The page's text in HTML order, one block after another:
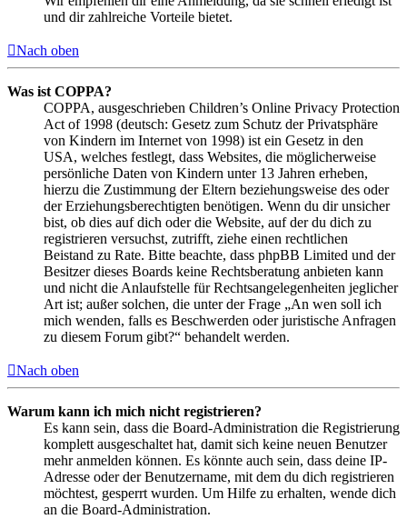
und dir zahlreiche Vorteile bietet.
Nach oben
Was ist COPPA?
COPPA, ausgeschrieben Children’s Online Privacy Protection
Act of 1998 (deutsch: Gesetz zum Schutz der Privatsphäre
von Kindern im Internet von 1998) ist ein Gesetz in den
USA, welches festlegt, dass Websites, die möglicherweise
persönliche Daten von Kindern unter 13 Jahren erheben,
hierzu die Zustimmung der Eltern beziehungsweise des oder
der Erziehungsberechtigten benötigen. Wenn du dir unsicher
bist, ob dies auf dich oder die Website, auf der du dich zu
registrieren versuchst, zutrifft, ziehe einen rechtlichen
Beistand zu Rate. Bitte beachte, dass phpBB Limited und der
Besitzer dieses Boards keine Rechtsberatung anbieten kann
und nicht die Anlaufstelle für Rechtsangelegenheiten jeglicher
Art ist; außer solchen, die unter der Frage „An wen soll ich
mich wenden, falls es Beschwerden oder juristische Anfragen
zu diesem Forum gibt?“ behandelt werden.
Nach oben
Warum kann ich mich nicht registrieren?
Es kann sein, dass die Board-Administration die Registrierung
komplett ausgeschaltet hat, damit sich keine neuen Benutzer
mehr anmelden können. Es könnte auch sein, dass deine IP-
Adresse oder der Benutzername, mit dem du dich registrieren
möchtest, gesperrt wurden. Um Hilfe zu erhalten, wende dich
an die Board-Administration.